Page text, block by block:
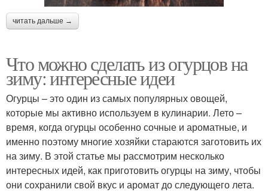
читать дальше →
Что можно сделать из огурцов на
зиму: интересные идеи
Огурцы – это один из самых популярных овощей,
которые мы активно используем в кулинарии. Лето –
время, когда огурцы особенно сочные и ароматные, и
именно поэтому многие хозяйки стараются заготовить их
на зиму. В этой статье мы рассмотрим несколько
интересных идей, как приготовить огурцы на зиму, чтобы
они сохранили свой вкус и аромат до следующего лета.